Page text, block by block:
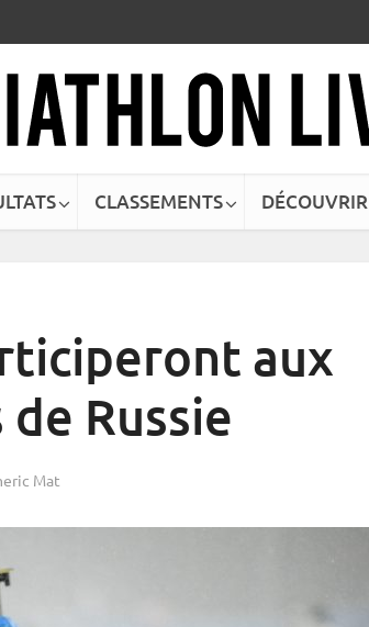
CLASSEMENTS DÉCOUVRIR
aux
Russie
Mat